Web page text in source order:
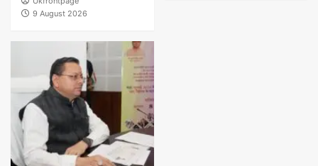
9 August 2026